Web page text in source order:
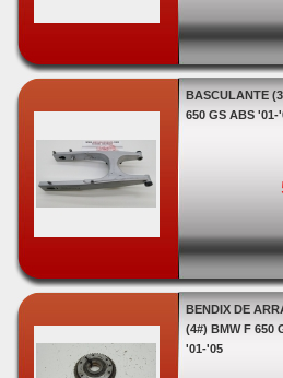
BASCULANTE
650 GS ABS '01-
BENDIX DE
(4#) BMW F 650
'01-'05